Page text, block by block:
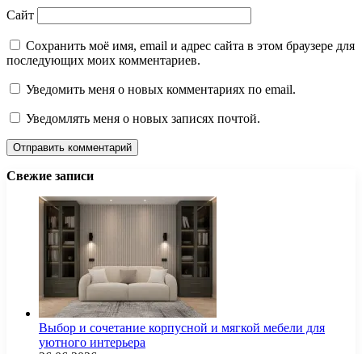
Сайт
Сохранить моё имя, email и адрес сайта в этом браузере для
последующих моих комментариев.
Уведомить меня о новых комментариях по email.
Уведомлять меня о новых записях почтой.
Свежие записи
Выбор и сочетание корпусной и мягкой мебели для
уютного интерьера